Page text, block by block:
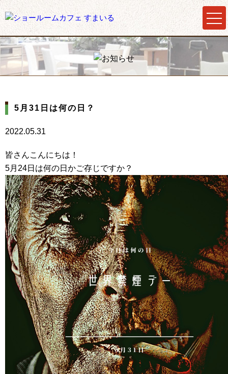
5月31日は何の日？
2022.05.31
皆さんこんにちは！
5月24日は何の日かご存じですか？